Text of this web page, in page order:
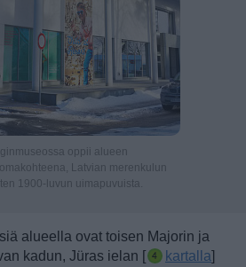
oppii alueen
Latvian merenkulun
1900-luvun uimapuvuista.
alueella ovat toisen Majorin ja
kadun, Jüras ielan [
kartalla]